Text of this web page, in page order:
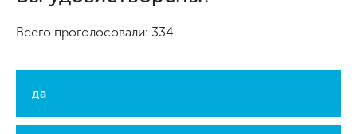
Всего проголосовали: 334
да